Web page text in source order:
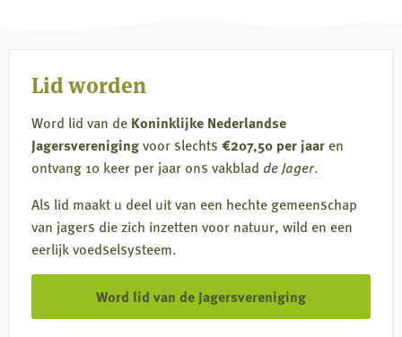
Lid worden
Word lid van de Koninklijke Nederlandse
Jagersverenigingvoor slechts €207,50 per jaar en
ontvang 10 keer per jaar ons vakblad de Jager.
Als lid maakt u deel uit van een hechte gemeenschap
van jagers die zich inzetten voor natuur, wild en een
eerlijk voedselsysteem.
Word lid van de Jagersvereniging